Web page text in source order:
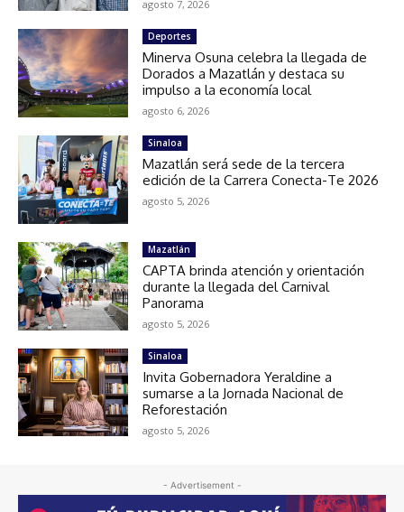
agosto 7, 2026
Deportes
Minerva Osuna celebra la llegada de
Dorados a Mazatlán y destaca su
impulso a la economía local
agosto 6, 2026
Sinaloa
Mazatlán será sede de la tercera
edición de la Carrera Conecta-Te 2026
agosto 5, 2026
Mazatlán
CAPTA brinda atención y orientación
durante la llegada del Carnival
Panorama
agosto 5, 2026
Sinaloa
Invita Gobernadora Yeraldine a
sumarse a la Jornada Nacional de
Reforestación
agosto 5, 2026
- Advertisement -